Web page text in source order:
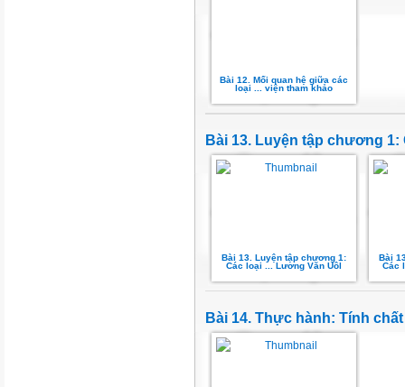
Bài 12. Mối quan hệ giữa các
loại ... viện tham khảo
Bài 13. Luyện tập chương
Bài 13. Luyện tập chương 1:
Các loại ... Lương Văn Uôl
Bài
Các
Bài 14. Thực hành: Tính